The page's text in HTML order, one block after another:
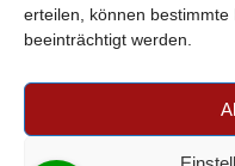
erteilen, können
beeinträchtigt werden.
Informationen
Plattform der EU-
Unsere AGB (PDF)